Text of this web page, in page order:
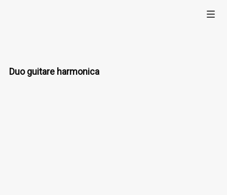
Duo guitare harmonica